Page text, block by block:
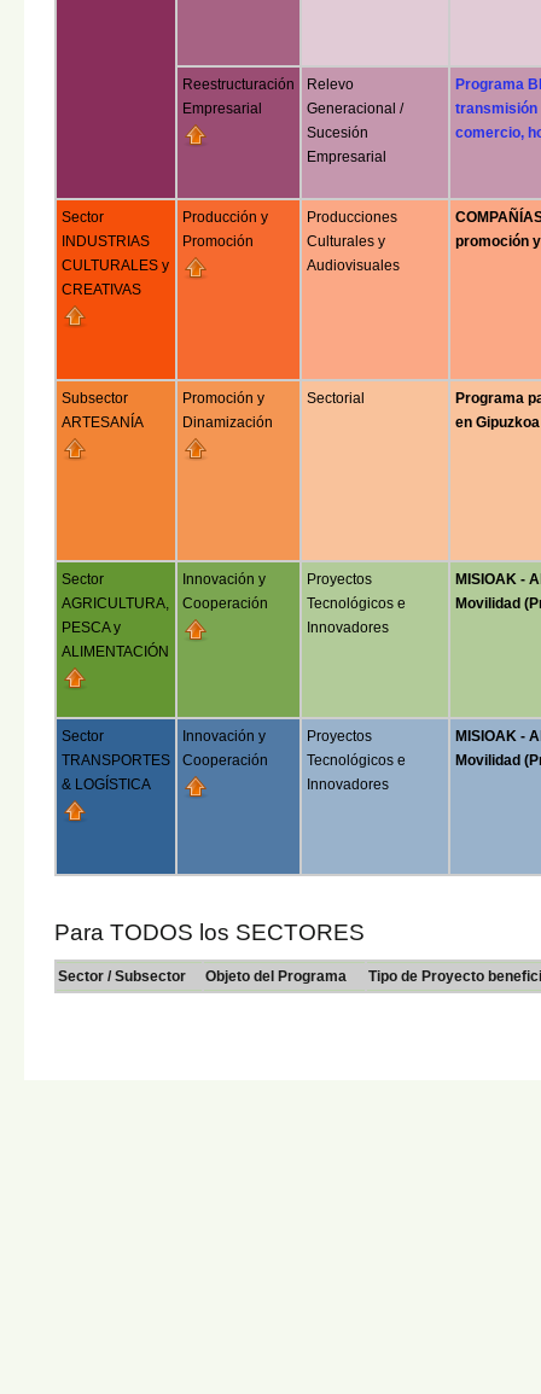
Reestructuración
Empresarial
Relevo
Generacional /
Sucesión
Empresarial
Programa
transmisión
comercio,
Sector
INDUSTRIAS
CULTURALES y
CREATIVAS
Producción y
Promoción
Producciones
Culturales y
Audiovisuales
promoción
Subsector
ARTESANÍA
Promoción y
Dinamización
Sectorial
Programa
en Gipuzkoa
Sector
AGRICULTURA,
PESCA y
ALIMENTACIÓN
Innovación y
Cooperación
Proyectos
Tecnológicos e
Innovadores
MISIOAK -
Movilidad
Sector
TRANSPORTES
& LOGÍSTICA
Innovación y
Cooperación
Proyectos
Tecnológicos e
Innovadores
MISIOAK -
Movilidad
Para TODOS los SECTORES
Sector / Subsector Objeto del Programa Tipo de Proyecto